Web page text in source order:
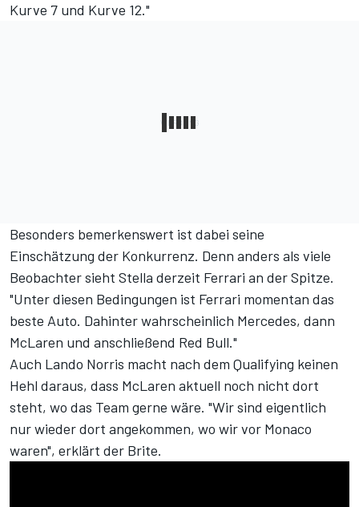
Kurve 7 und Kurve 12."
Besonders bemerkenswert ist dabei seine
Einschätzung der Konkurrenz. Denn anders als viele
Beobachter sieht Stella derzeit Ferrari an der Spitze.
"Unter diesen Bedingungen ist Ferrari momentan das
beste Auto. Dahinter wahrscheinlich Mercedes, dann
McLaren und anschließend Red Bull."
Auch Lando Norris macht nach dem Qualifying keinen
Hehl daraus, dass McLaren aktuell noch nicht dort
steht, wo das Team gerne wäre. "Wir sind eigentlich
nur wieder dort angekommen, wo wir vor Monaco
waren", erklärt der Brite.